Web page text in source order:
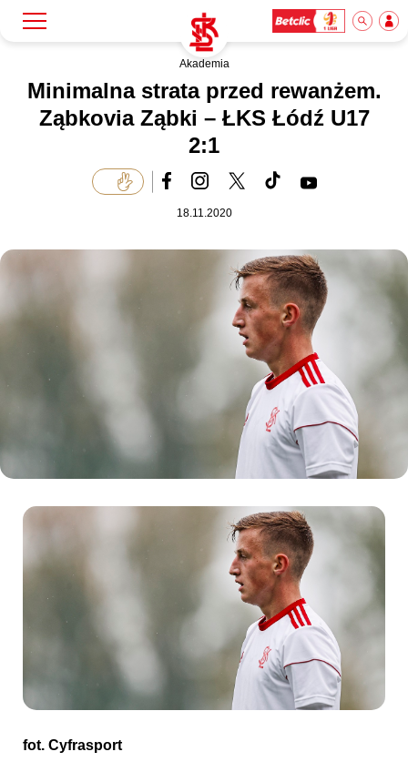
Klub
Biznes
Dla mediów
KUP BILET
Akademia
Minimalna strata przed rewanżem.
Ząbkovia Ząbki – ŁKS Łódź U17
2:1
18.11.2020
fot. Cyfrasport